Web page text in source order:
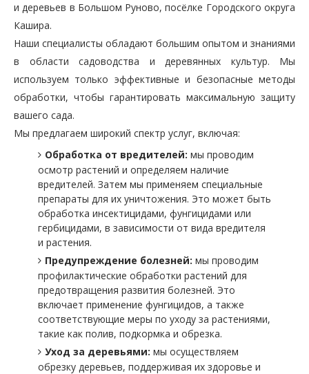
и деревьев в Большом Руново, посёлке Городского округа
Кашира.
Наши специалисты обладают большим опытом и знаниями
в области садоводства и деревянных культур. Мы
используем только эффективные и безопасные методы
обработки, чтобы гарантировать максимальную защиту
вашего сада.
Мы предлагаем широкий спектр услуг, включая:
Обработка от вредителей: мы проводим
осмотр растений и определяем наличие
вредителей. Затем мы применяем специальные
препараты для их уничтожения. Это может быть
обработка инсектицидами, фунгицидами или
гербицидами, в зависимости от вида вредителя
и растения.
Предупреждение болезней: мы проводим
профилактические обработки растений для
предотвращения развития болезней. Это
включает применение фунгицидов, а также
соответствующие меры по уходу за растениями,
такие как полив, подкормка и обрезка.
Уход за деревьями: мы осуществляем
обрезку деревьев, поддерживая их здоровье и